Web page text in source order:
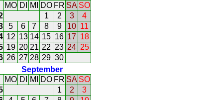
MO DI MI DO FR SA SO
1 2 3
4
5 6 7 8 9 10 11
12 13 14 15 16 17 18
19 20 21 22 23 24 25
26 27 28 29 30
September
MO DI MI DO FR SA SO
1 2
3